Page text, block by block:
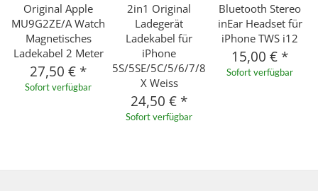
Original Apple
MU9G2ZE/A Watch
Magnetisches
Ladekabel 2 Meter
27,50 € *
Sofort verfügbar
2in1 Original
Ladegerät
Ladekabel für
iPhone
5S/5SE/5C/5/6/7/8/10
X Weiss
24,50 € *
Sofort verfügbar
Bluetooth Stereo
inEar Headset für
iPhone TWS i12
15,00 € *
Sofort verfügbar